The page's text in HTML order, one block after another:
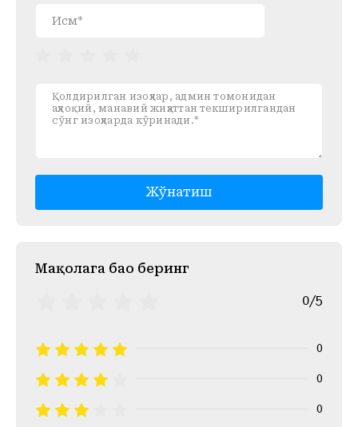
Жўнатиш
Mақолага баҳо беринг
0/5
0
0
0